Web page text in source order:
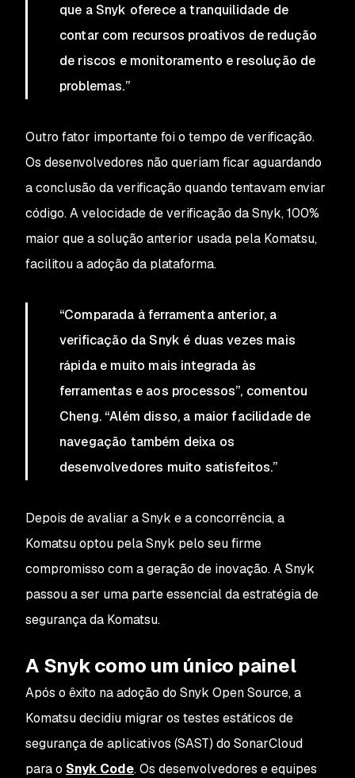
que a Snyk oferece a tranquilidade de
contar com recursos proativos de redução
de riscos e monitoramento e resolução de
problemas.”
Outro fator importante foi o tempo de verificação.
Os desenvolvedores não queriam ficar aguardando
a conclusão da verificação quando tentavam enviar
código. A velocidade de verificação da Snyk, 100%
maior que a solução anterior usada pela Komatsu,
facilitou a adoção da plataforma.
“Comparada à ferramenta anterior, a
verificação da Snyk é duas vezes mais
rápida e muito mais integrada às
ferramentas e aos processos”, comentou
Cheng. “Além disso, a maior facilidade de
navegação também deixa os
desenvolvedores muito satisfeitos.”
Depois de avaliar a Snyk e a concorrência, a
Komatsu optou pela Snyk pelo seu firme
compromisso com a geração de inovação. A Snyk
passou a ser uma parte essencial da estratégia de
segurança da Komatsu.
A Snyk como um único painel
Após o êxito na adoção do Snyk Open Source, a
Komatsu decidiu migrar os testes estáticos de
segurança de aplicativos (SAST) do SonarCloud
para o Snyk Code. Os desenvolvedores e equipes